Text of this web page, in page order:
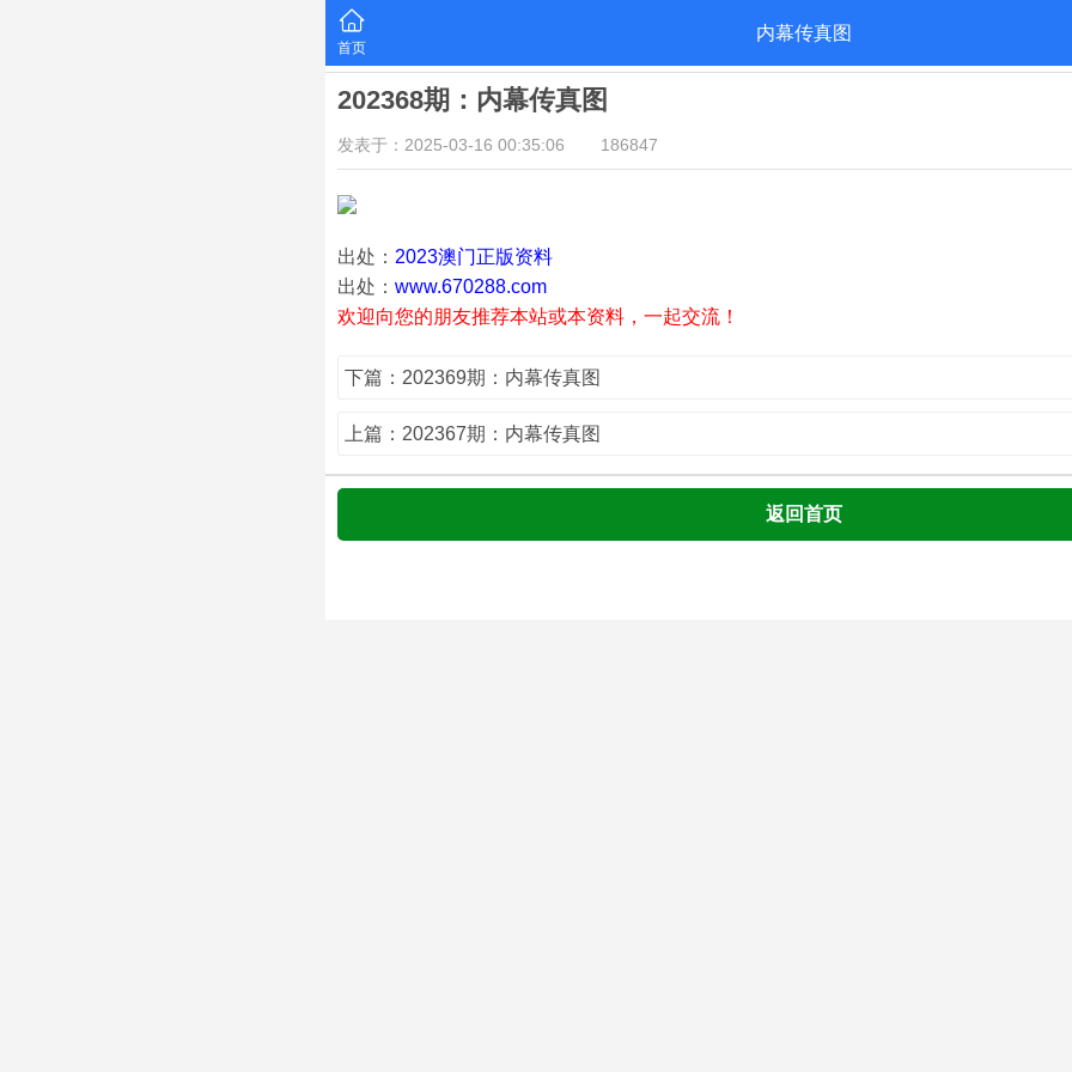
首页
内幕传真图
202368期：内幕传真图
发表于：2025-03-16 00:35:06 186847
出处： 2023澳门正版资料
出处： www.670288.com
欢迎向您的朋友推荐本站或本资料，一起交流！
下篇：202369期：内幕传真图
上篇：202367期：内幕传真图
返回首页